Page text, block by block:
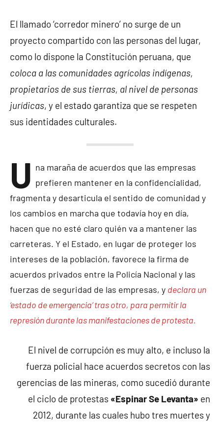
El llamado ‘corredor minero’ no surge de un
proyecto compartido con las personas del lugar,
como lo dispone la Constitución peruana, que
coloca a las comunidades agrícolas indígenas,
propietarios de sus tierras, al nivel de personas
jurídicas, y el estado garantiza que se respeten
sus identidades culturales.
U na maraña de acuerdos que las empresas
prefieren mantener en la confidencialidad,
fragmenta y desarticula el sentido de comunidad y
los cambios en marcha que todavía hoy en día,
hacen que no esté claro quién va a mantener las
carreteras. Y el Estado, en lugar de proteger los
intereses de la población, favorece la firma de
acuerdos privados entre la Policía Nacional y las
fuerzas de seguridad de las empresas, y declara un
‘estado de emergencia’ tras otro, para permitir la
represión durante las manifestaciones de protesta.
El nivel de corrupción es muy alto, e incluso la
fuerza policial hace acuerdos secretos con las
gerencias de las mineras, como sucedió durante
el ciclo de protestas «Espinar Se Levanta» en
2012, durante las cuales hubo tres muertes y